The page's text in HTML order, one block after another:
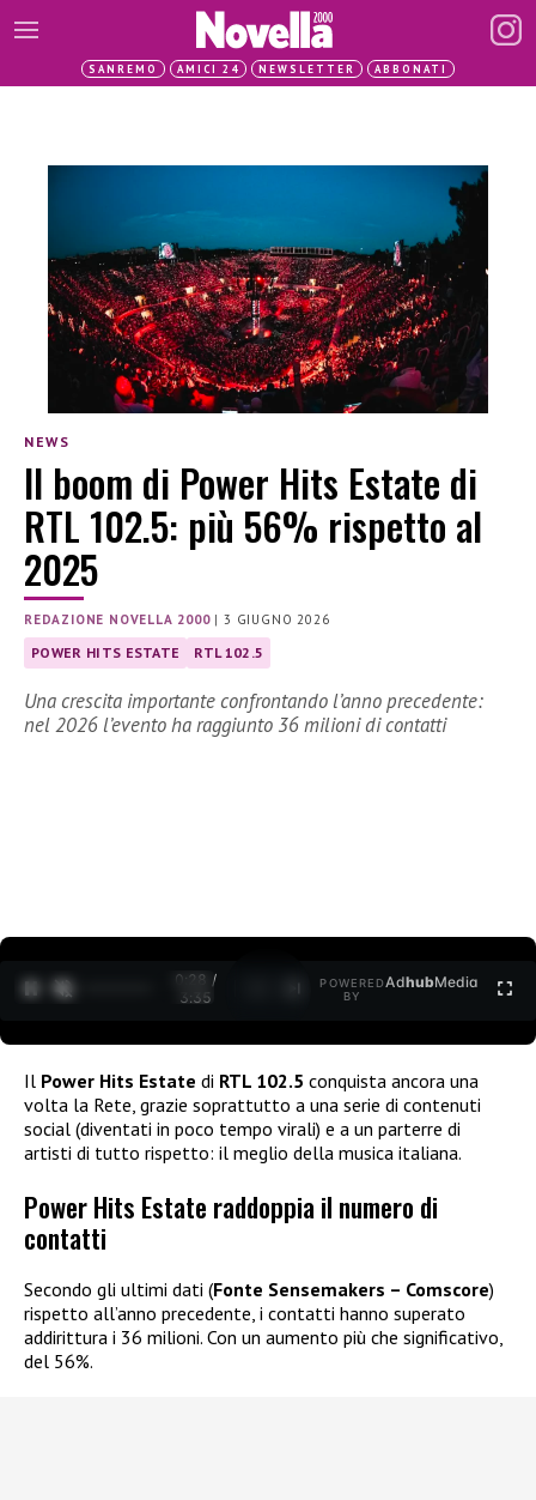
SANREMO AMICI 24 NEWSLETTER ABBONATI
NEWS
Il boom di Power Hits Estate di
RTL 102.5: più 56% rispetto al
2025
REDAZIONE NOVELLA 2000|3 GIUGNO 2026
POWER HITS ESTATE RTL 102.5
Una crescita importante confrontando l’anno precedente:
nel 2026 l’evento ha raggiunto 36 milioni di contatti
0:30 /
3:35
POWERED
BY
AdhubMedia
Il Power Hits Estate di RTL 102.5 conquista ancora una
volta la Rete, grazie soprattutto a una serie di contenuti
social (diventati in poco tempo virali) e a un parterre di
artisti di tutto rispetto: il meglio della musica italiana.
Power Hits Estate raddoppia il numero di
contatti
Secondo gli ultimi dati (Fonte Sensemakers – Comscore)
rispetto all’anno precedente, i contatti hanno superato
addirittura i 36 milioni. Con un aumento più che significativo,
del 56%.